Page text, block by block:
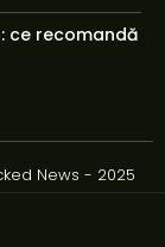
ce recomandă
News - 2025